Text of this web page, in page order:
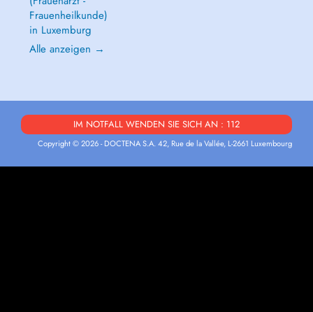
Frauenheilkunde)
in Luxemburg
Alle anzeigen →
IM NOTFALL WENDEN SIE SICH AN : 112
Copyright © 2026 - DOCTENA S.A. 42, Rue de la Vallée, L-2661 Luxembourg